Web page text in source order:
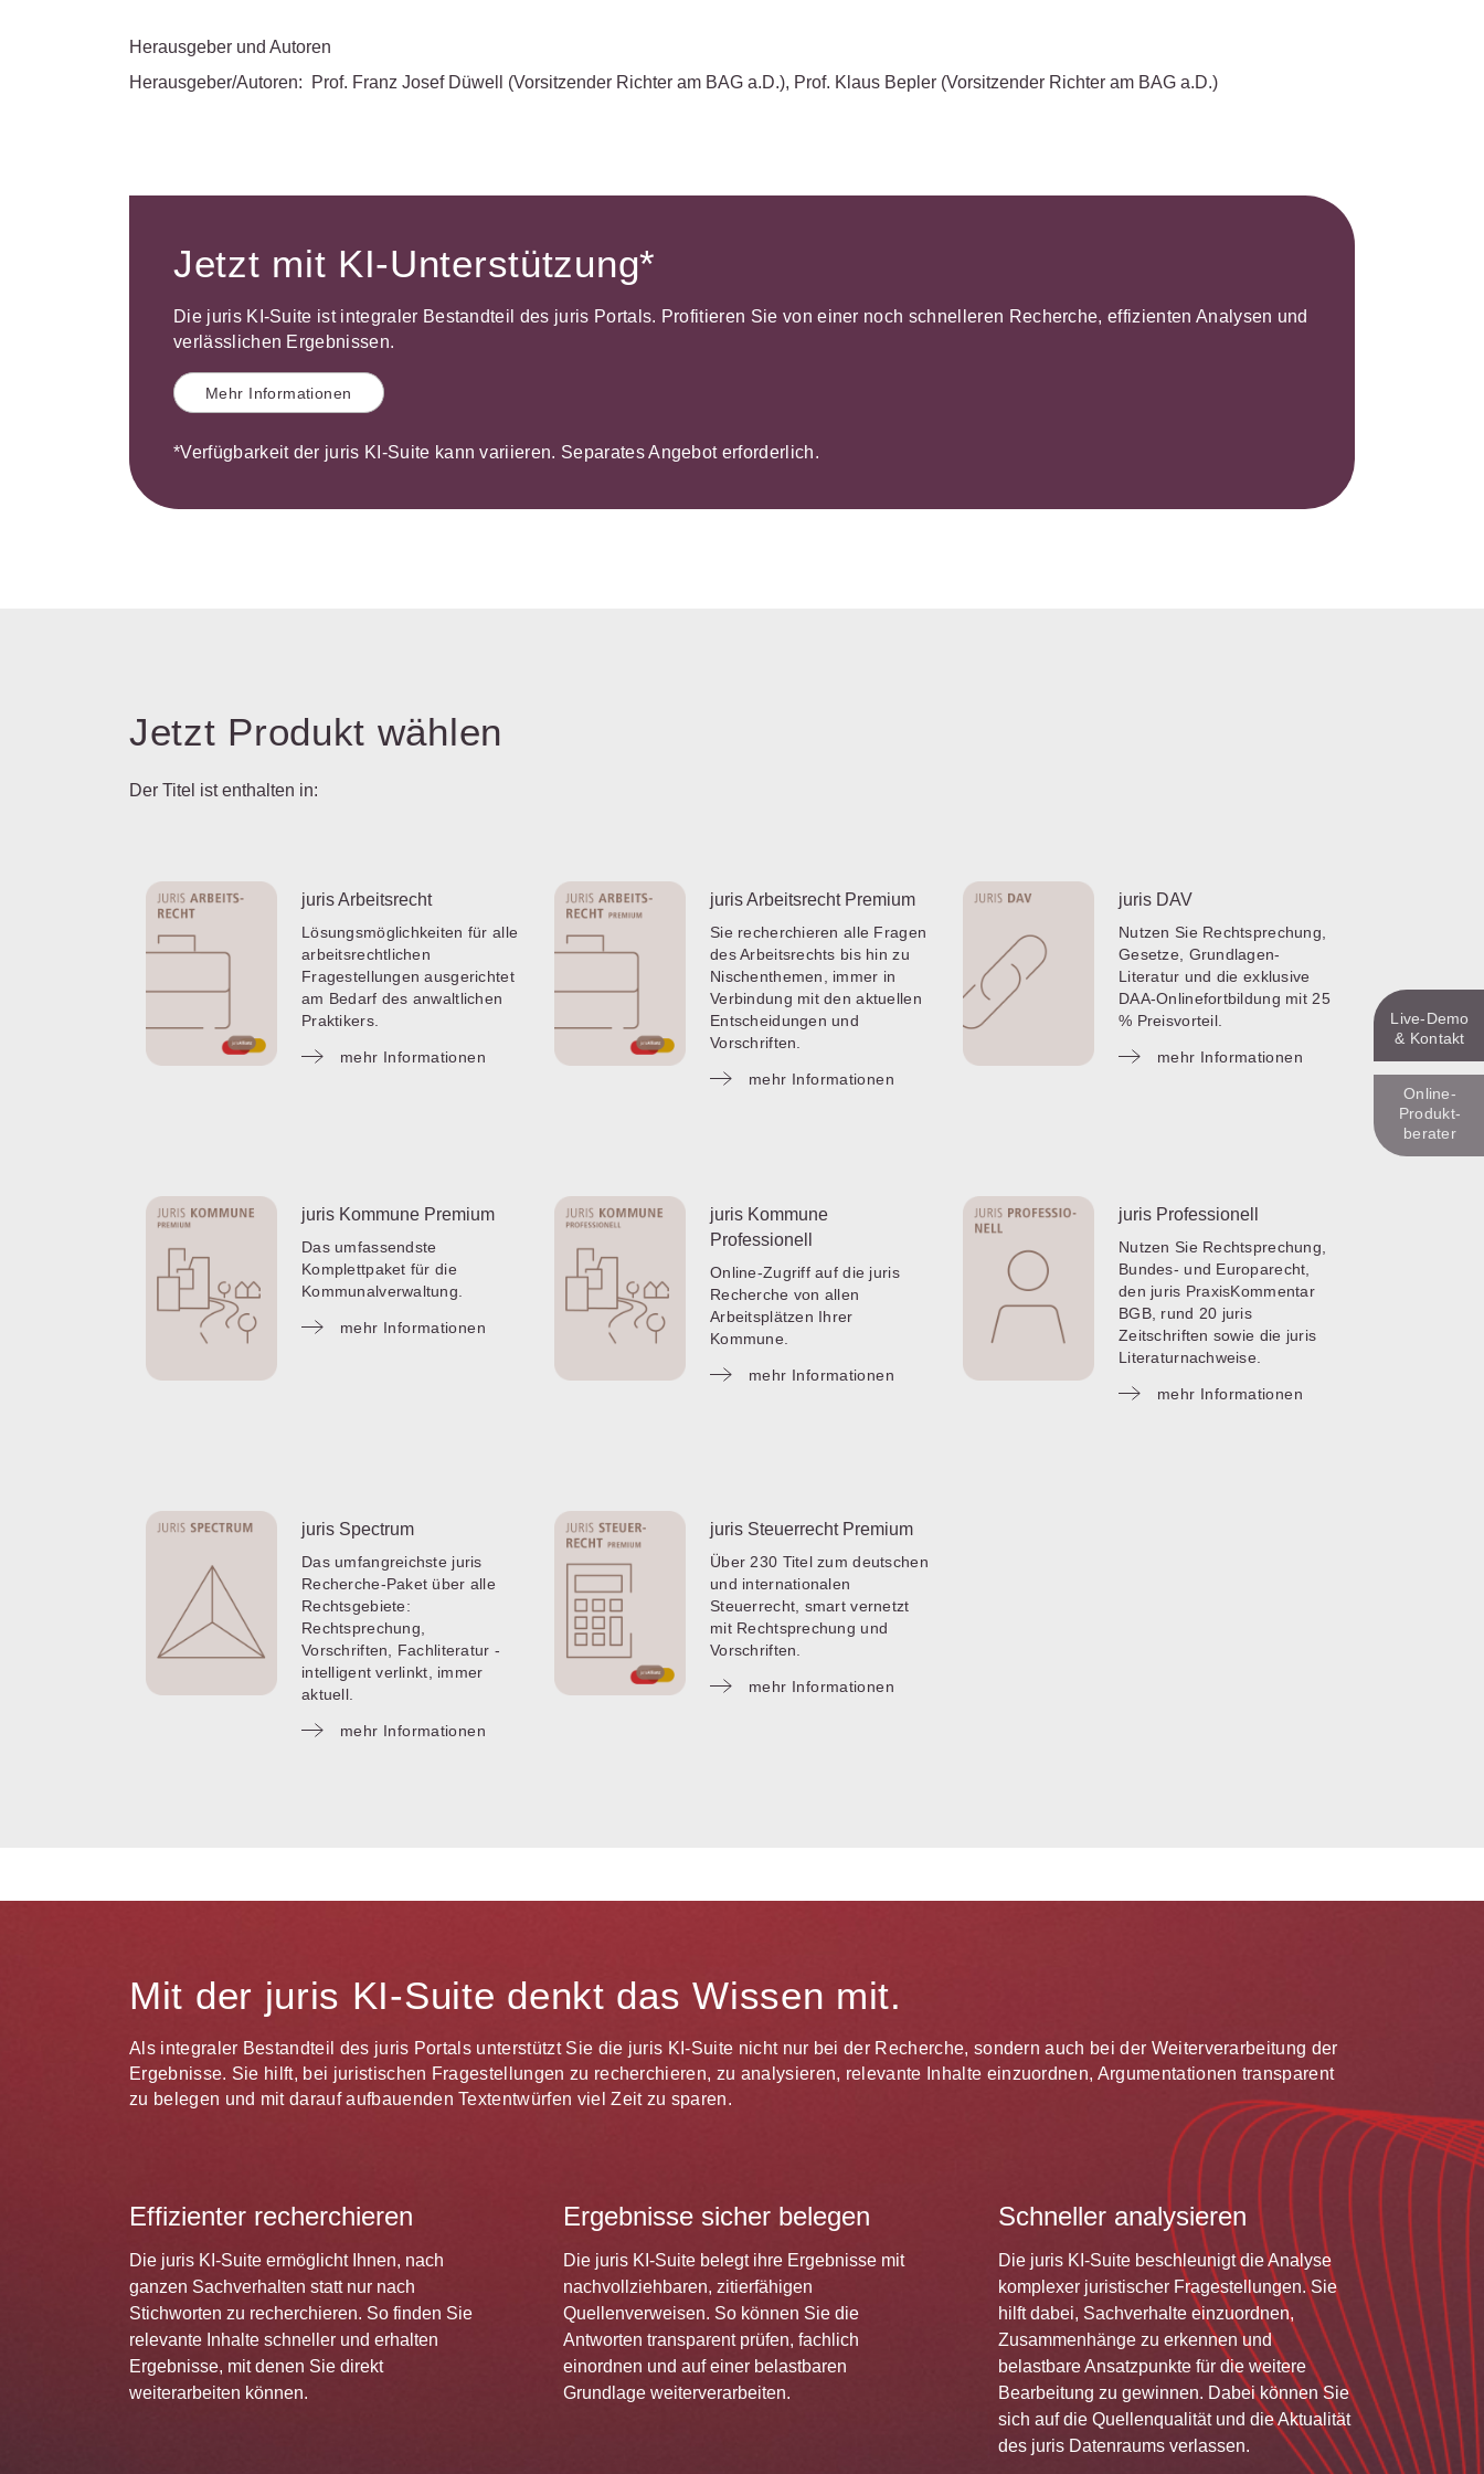
Herausgeber und Autoren
Herausgeber/Autoren:
Prof. Franz Josef Düwell (Vorsitzender Richter am BAG a.D.), Prof. Klaus Bepler (Vorsitzender Richter am BAG a.D.)
Jetzt mit KI-Unterstützung*
Die juris KI-Suite ist integraler Bestandteil des juris Portals. Profitieren Sie von einer noch schnelleren Recherche, effizienten Analysen und
verlässlichen Ergebnissen.
Mehr Informationen
*Verfügbarkeit der juris KI-Suite kann variieren. Separates Angebot erforderlich.
Jetzt Produkt wählen
Der Titel ist enthalten in:
juris Arbeitsrecht
Lösungsmöglichkeiten für alle
arbeitsrechtlichen
Fragestellungen ausgerichtet
am Bedarf des anwaltlichen
Praktikers.
mehr Informationen
juris Arbeitsrecht Premium
Sie recherchieren alle Fragen
des Arbeitsrechts bis hin zu
Nischenthemen, immer in
Verbindung mit den aktuellen
Entscheidungen und
Vorschriften.
mehr Informationen
juris DAV
Nutzen Sie Rechtsprechung,
Gesetze, Grundlagen-
Literatur und die exklusive
DAA-Onlinefortbildung mit 25
% Preisvorteil.
mehr Informationen
juris Kommune Premium
Das umfassendste
Komplettpaket für die
Kommunalverwaltung.
mehr Informationen
juris Kommune
Professionell
Online-Zugriff auf die juris
Recherche von allen
Arbeitsplätzen Ihrer
Kommune.
mehr Informationen
juris Professionell
Nutzen Sie Rechtsprechung,
Bundes- und Europarecht,
den juris PraxisKommentar
BGB, rund 20 juris
Zeitschriften sowie die juris
Literaturnachweise.
mehr Informationen
juris Spectrum
Das umfangreichste juris
Recherche-Paket über alle
Rechtsgebiete:
Rechtsprechung,
Vorschriften, Fachliteratur -
intelligent verlinkt, immer
aktuell.
mehr Informationen
juris Steuerrecht Premium
Über 230 Titel zum deutschen
und internationalen
Steuerrecht, smart vernetzt
mit Rechtsprechung und
Vorschriften.
mehr Informationen
Mit der juris KI-Suite denkt das Wissen mit.
Als integraler Bestandteil des juris Portals unterstützt Sie die juris KI-Suite nicht nur bei der Recherche, sondern auch bei der Weiterverarbeitung der
Ergebnisse. Sie hilft, bei juristischen Fragestellungen zu recherchieren, zu analysieren, relevante Inhalte einzuordnen, Argumentationen transparent
zu belegen und mit darauf aufbauenden Textentwürfen viel Zeit zu sparen.
Effizienter recherchieren
Die juris KI-Suite ermöglicht Ihnen, nach
ganzen Sachverhalten statt nur nach
Stichworten zu recherchieren. So finden Sie
relevante Inhalte schneller und erhalten
Ergebnisse, mit denen Sie direkt
weiterarbeiten können.
Ergebnisse sicher belegen
Die juris KI-Suite belegt ihre Ergebnisse mit
nachvollziehbaren, zitierfähigen
Quellenverweisen. So können Sie die
Antworten transparent prüfen, fachlich
einordnen und auf einer belastbaren
Grundlage weiterverarbeiten.
Schneller analysieren
Die juris KI-Suite beschleunigt die Analyse
komplexer juristischer Fragestellungen. Sie
hilft dabei, Sachverhalte einzuordnen,
Zusammenhänge zu erkennen und
belastbare Ansatzpunkte für die weitere
Bearbeitung zu gewinnen. Dabei können Sie
sich auf die Quellenqualität und die Aktualität
des juris Datenraums verlassen.
Live‑Demo
& Kontakt
Online-
Produkt­
berater